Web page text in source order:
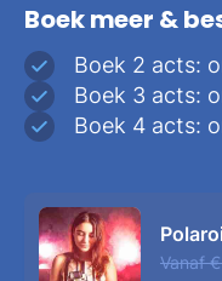
Boek meer &
Boek 2 acts:
Boek 3 acts:
Boek 4 acts:
Vanaf